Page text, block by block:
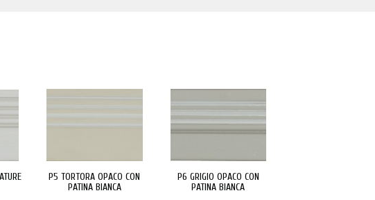
P5 TORTORA OPACO CON
PATINA BIANCA
P6 GRIGIO OPACO CON
PATINA BIANCA